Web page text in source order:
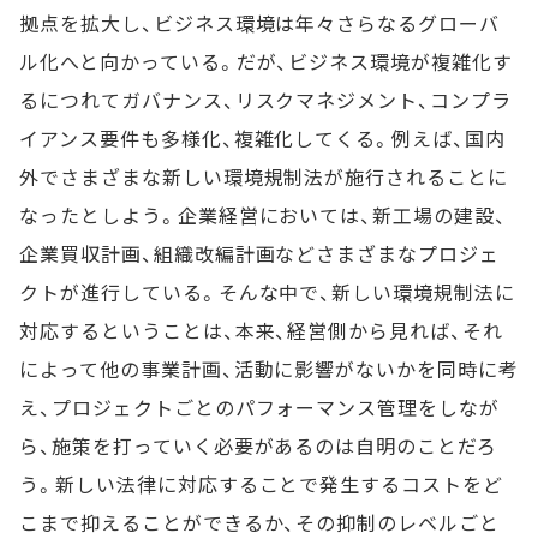
拠点を拡大し、ビジネス環境は年々さらなるグローバ
ル化へと向かっている。だが、ビジネス環境が複雑化す
るにつれてガバナンス、リスクマネジメント、コンプラ
イアンス要件も多様化、複雑化してくる。例えば、国内
外でさまざまな新しい環境規制法が施行されることに
なったとしよう。企業経営においては、新工場の建設、
企業買収計画、組織改編計画などさまざまなプロジェ
クトが進行している。そんな中で、新しい環境規制法に
対応するということは、本来、経営側から見れば、それ
によって他の事業計画、活動に影響がないかを同時に考
え、プロジェクトごとのパフォーマンス管理をしなが
ら、施策を打っていく必要があるのは自明のことだろ
う。新しい法律に対応することで発生するコストをど
こまで抑えることができるか、その抑制のレベルごと